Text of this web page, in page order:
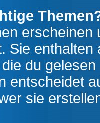
erscheinen
Sie
du
entscheidet
sie